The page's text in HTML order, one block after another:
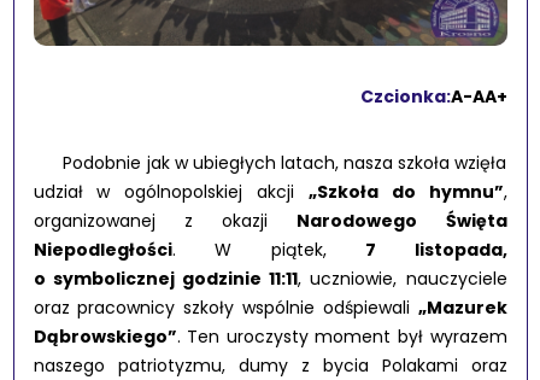
Czcionka:A-AA+
Podobnie jak w ubiegłych latach, nasza szkoła wzięła
udział w ogólnopolskiej akcji „Szkoła do hymnu”,
organizowanej z okazji Narodowego Święta
Niepodległości. W piątek, 7 listopada,
o symbolicznej godzinie 11:11, uczniowie, nauczyciele
oraz pracownicy szkoły wspólnie odśpiewali „Mazurek
Dąbrowskiego”. Ten uroczysty moment był wyrazem
naszego patriotyzmu, dumy z bycia Polakami oraz